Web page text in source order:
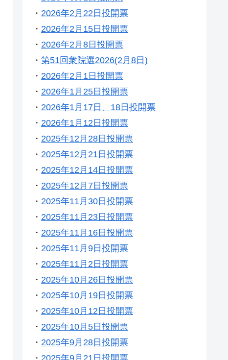
・ 2026年2月22日投開票
・ 2026年2月15日投開票
・ 2026年2月8日投開票
・ 第51回衆院選2026(2月8日)
・ 2026年2月1日投開票
・ 2026年1月25日投開票
・ 2026年1月17日、18日投開票
・ 2026年1月12日投開票
・ 2025年12月28日投開票
・ 2025年12月21日投開票
・ 2025年12月14日投開票
・ 2025年12月7日投開票
・ 2025年11月30日投開票
・ 2025年11月23日投開票
・ 2025年11月16日投開票
・ 2025年11月9日投開票
・ 2025年11月2日投開票
・ 2025年10月26日投開票
・ 2025年10月19日投開票
・ 2025年10月12日投開票
・ 2025年10月5日投開票
・ 2025年9月28日投開票